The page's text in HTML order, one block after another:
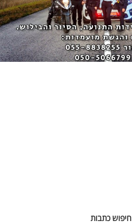
חיפוש כתבות